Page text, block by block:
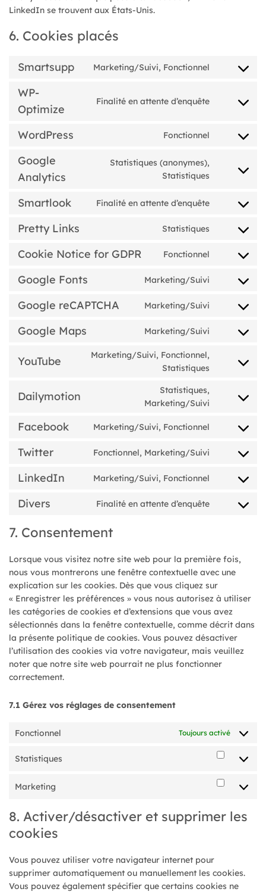
LinkedIn se trouvent aux États-Unis.
6. Cookies placés
Smartsupp Marketing/Suivi, Fonctionnel
Consent
smartsupp
WP-
Optimize
Finalité en attente d’enquête
Consent
WordPress Fonctionnel
Consent
wordpress
Google
Analytics
Statistiques (anonymes),
Statistiques
Consent
google-
Smartlook Finalité en attente d’enquête
Consent
service
Pretty Links Statistiques
Consent
service
Cookie Notice for GDPR Fonctionnel
Consent
service
notice-
Google Fonts Marketing/Suivi
Consent
service
Google reCAPTCHA Marketing/Suivi
Consent
service
Google Maps Marketing/Suivi
Consent
service
YouTube
Marketing/Suivi, Fonctionnel,
Statistiques
Consent
youtube
Dailymotion
Statistiques,
Marketing/Suivi
Consent
service
Facebook Marketing/Suivi, Fonctionnel
Consent
service
Twitter Fonctionnel, Marketing/Suivi
Consent
service
LinkedIn Marketing/Suivi, Fonctionnel
Consent
service
Divers Finalité en attente d’enquête
Consent
7. Consentement
Lorsque vous visitez notre site web pour la première fois,
nous vous montrerons une fenêtre contextuelle avec une
explication sur les cookies. Dès que vous cliquez sur
« Enregistrer les préférences » vous nous autorisez à utiliser
les catégories de cookies et d’extensions que vous avez
sélectionnés dans la fenêtre contextuelle, comme décrit dans
la présente politique de cookies. Vous pouvez désactiver
l’utilisation des cookies via votre navigateur, mais veuillez
noter que notre site web pourrait ne plus fonctionner
correctement.
7.1 Gérez vos réglages de consentement
Fonctionnel Toujours activé
Statistiques
Marketing
8. Activer/désactiver et supprimer les
cookies
Vous pouvez utiliser votre navigateur internet pour
supprimer automatiquement ou manuellement les cookies.
Vous pouvez également spécifier que certains cookies ne